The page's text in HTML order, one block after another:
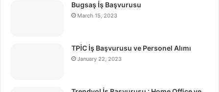
Bugsaş İş Başvurusu
March 15, 2023
TPİC İş Başvurusu ve Personel Alımı
January 22, 2023